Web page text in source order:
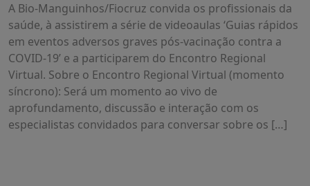
A Bio-Manguinhos/Fiocruz convida os profissionais da
saúde, à assistirem a série de videoaulas ‘Guias rápidos
em eventos adversos graves pós-vacinação contra a
COVID-19’ e a participarem do Encontro Regional
Virtual. Sobre o Encontro Regional Virtual (momento
síncrono): Será um momento ao vivo de
aprofundamento, discussão e interação com os
especialistas convidados para conversar sobre os […]